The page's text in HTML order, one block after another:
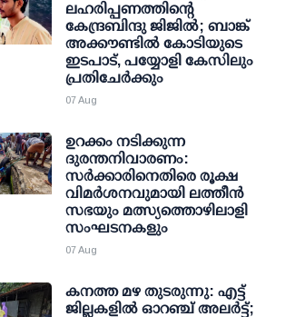
ലഹരിപ്പണത്തിന്റെ
കേന്ദ്രബിന്ദു ജിജില്‍; ബാങ്ക്
അക്കൗണ്ടില്‍ കോടിയുടെ
ഇടപാട്, പയ്യോളി കേസിലും
പ്രതിചേര്‍ക്കും
07 Aug
ഉറക്കം നടിക്കുന്ന
ദുരന്തനിവാരണം:
സര്‍ക്കാരിനെതിരെ രൂക്ഷ
വിമര്‍ശനവുമായി ലത്തീന്‍
സഭയും മത്സ്യത്തൊഴിലാളി
സംഘടനകളും
07 Aug
കനത്ത മഴ തുടരുന്നു: എട്ട്
ജില്ലകളില്‍ ഓറഞ്ച് അലര്‍ട്ട്;